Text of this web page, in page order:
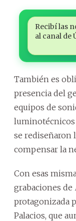
Recibí las
al canal de
También es
presencia del
equipos de
luminotécnicos
se rediseñaron
compensar la
Con esas
grabaciones de
protagonizada
Palacios, que